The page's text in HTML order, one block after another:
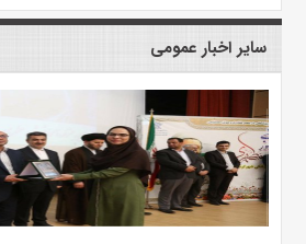
سایر اخبار عمومی